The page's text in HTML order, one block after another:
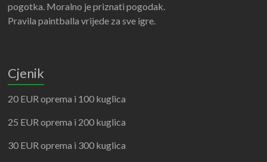
pogotka. Moralno je priznati pogodak.
Pravila paintballa vrijede za sve igre.
Cjenik
20 EUR oprema i 100 kuglica
25 EUR oprema i 200 kuglica
30 EUR oprema i 300 kuglica